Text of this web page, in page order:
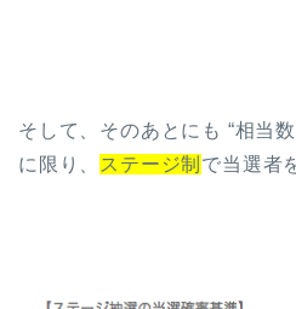
そして、そのあとにも “相当
に限り、
ステージ制 で当選者